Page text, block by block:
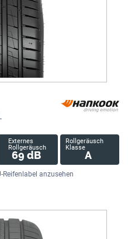
Externes
Rollgeräusch
69 dB
Rollgeräusch
Klasse
A
anzusehen